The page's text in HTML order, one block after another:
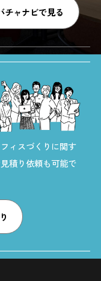
チャナビで見る
ィスづくりに関す
積り依頼も可能で